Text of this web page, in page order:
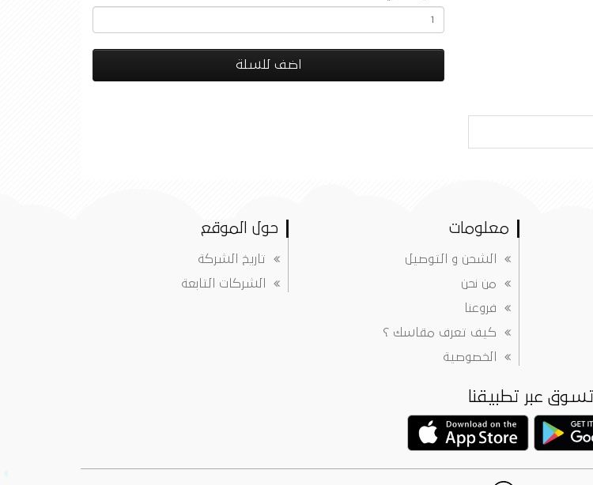
اضف للسلة
معلومات
الشحن و التوصيل
من نحن
فروعنا
كيف تعرف مقاسك ؟
الخصوصية
حول الموقع
تاريخ الشركة
الشركات التابعة
تسوق عبر تطبيقنا